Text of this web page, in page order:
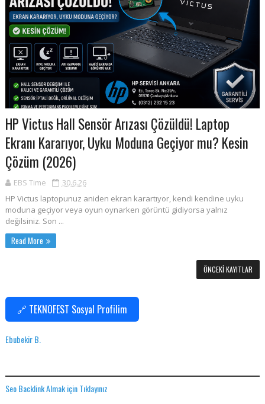
HP Victus Hall Sensör Arızası Çözüldü! Laptop
Ekranı Kararıyor, Uyku Moduna Geçiyor mu? Kesin
Çözüm (2026)
EBS Time
30.6.26
HP Victus laptopunuz aniden ekran karartıyor, kendi kendine uyku
moduna geçiyor veya oyun oynarken görüntü gidiyorsa yalnız
değilsiniz. Son ...
Read More
ÖNCEKI KAYITLAR
🔗 TEKNOFEST Sosyal Profilim
Ebubekir B.
Seo Backlink Almak için Tıklayınız